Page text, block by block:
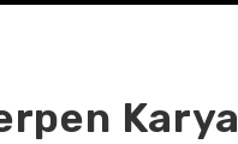
Karya